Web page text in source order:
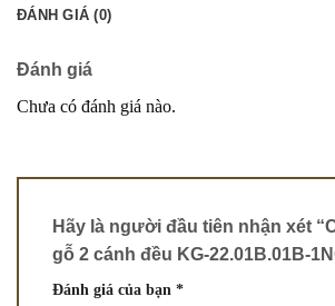
ĐÁNH GIÁ (0)
Đánh giá
Chưa có đánh giá nào.
Hãy là người đầu tiên nhận xét
gỗ 2 cánh đều KG-22.01B.01B-
Đánh giá của bạn *